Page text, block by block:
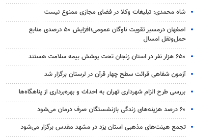
شاه محمدی: تبلیغات وکلا در فضای مجازی ممنوع نیست
اصفهان درمسیر تقویت ناوگان عمومی؛افزایش ۵۰ درصدی منابع
حمل‌ونقل امسال
۶۵۰ هزار نفر در استان زنجان تحت پوشش بیمه سلامت هستند
آزمون شفاهی قرائت سطح چهار قرآن در لرستان برگزار شد
بررسی طرح الزام شهرداری تهران به احداث و بهره‌برداری از پناهگاه‌ها
۶۰ درصد هزینه‌های زندگی بازنشستگان صرف درمان می‌شود
تجمع هیئت‌های مذهبی استان یزد در مشهد مقدس برگزار می‌شود